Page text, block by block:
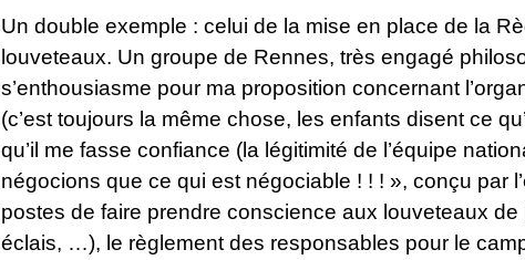
Un double exemple : celui de la mise en place de la
louveteaux. Un groupe de Rennes, très engagé
s’enthousiasme pour ma proposition concernant
(c’est toujours la même chose, les enfants disent ce
qu’il me fasse confiance (la légitimité de l’équipe
négocions que ce qui est négociable ! ! ! », conçu par
postes de faire prendre conscience aux louveteaux
éclais, …), le règlement des responsables pour le